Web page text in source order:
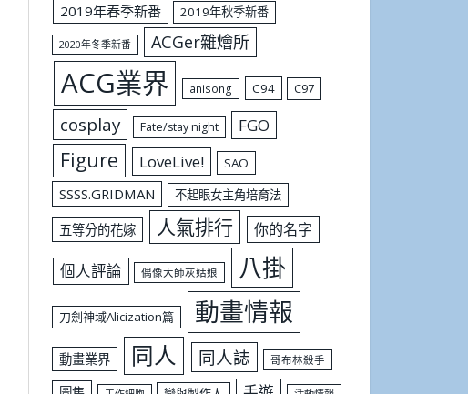
2019年春季新番
2019年秋季新番
2020年冬季新番 ACGer雜燴所
ACG業界 anisong C94 C97
cosplay Fate/stay night FGO
Figure LoveLive! SAO
SSSS.GRIDMAN 不起眼女主角培育法
五等分的花嫁 人氣排行 你的名字
個人評論 偶像大師灰姑娘 八掛
刀劍神域Alicization篇 動畫情報
動畫業界 同人 同人誌 哥布林殺手